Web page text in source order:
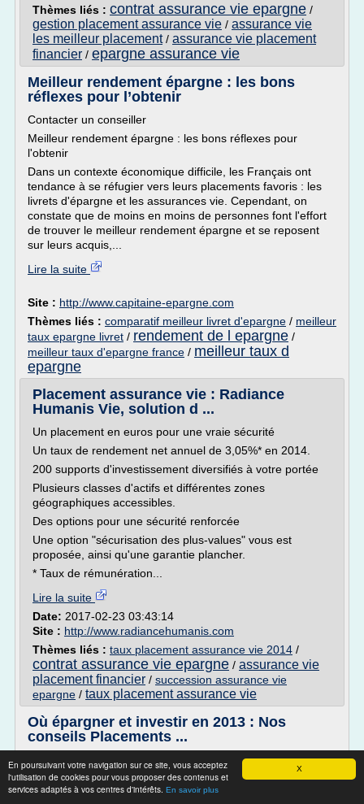
X
En poursuivant votre navigation sur ce site, vous acceptez
l'utilisation de cookies pour vous proposer des contenus et
services adaptés à vos centres d'intérêts. En savoir plus
Thèmes liés : contrat assurance vie epargne /
gestion placement assurance vie / assurance vie
les meilleur placement/ assurance vie placement
financier / epargne assurance vie
Meilleur rendement épargne : les bons
réflexes pour l’obtenir
Contacter un conseiller
Meilleur rendement épargne : les bons réflexes pour
l'obtenir
Dans un contexte économique difficile, les Français ont
tendance à se réfugier vers leurs placements favoris : les
livrets d'épargne et les assurances vie. Cependant, on
constate que de moins en moins de personnes font l'effort
de trouver le meilleur rendement épargne et se reposent
sur leurs acquis,...
Lire la suite
Site : http://www.capitaine-epargne.com
Thèmes liés : comparatif meilleur livret d'epargne / meilleur
taux epargne livret / rendement de l epargne /
meilleur taux d'epargne france / meilleur taux d
epargne
Placement assurance vie : Radiance
Humanis Vie, solution d ...
Un placement en euros pour une vraie sécurité
Un taux de rendement net annuel de 3,05%* en 2014.
200 supports d'investissement diversifiés à votre portée
Plusieurs classes d'actifs et différentes zones
géographiques accessibles.
Des options pour une sécurité renforcée
Une option "sécurisation des plus-values" vous est
proposée, ainsi qu'une garantie plancher.
* Taux de rémunération...
Lire la suite
Date: 2017-02-23 03:43:14
Site : http://www.radiancehumanis.com
Thèmes liés : taux placement assurance vie 2014 /
contrat assurance vie epargne / assurance vie
placement financier / succession assurance vie
epargne / taux placement assurance vie
Où épargner et investir en 2013 : Nos
conseils Placements ...
Les Plan Epargne Logement et Compte Epargne Logement
sont comme tous les livrets bancaires des placements